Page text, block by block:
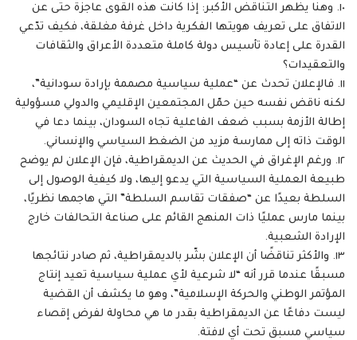
١٠. وهنا يظهر التناقض الأكبر: إذا كانت هذه القوى عاجزة حتى عن
الاتفاق على تعريف هويتها الفكرية داخل غرفة مغلقة، فكيف تدّعي
القدرة على إعادة تأسيس دولة كاملة متعددة الأعراق والثقافات
والتعقيدات؟
١١. فالإعلان تحدث عن “عملية سياسية مصممة بإرادة سودانية”،
لكنه ناقض نفسه حين حمّل المجتمعين الإقليمي والدولي مسؤولية
إطالة الأزمة بسبب ضعف الفاعلية تجاه السودان، بينما دعا في
الوقت ذاته إلى ممارسة مزيد من الضغط السياسي والإنساني.
١٢. ورغم الإغراق في الحديث عن الديمقراطية، فإن الإعلان لم يوضح
طبيعة العملية السياسية التي يدعو إليها، ولا كيفية الوصول إلى
السلطة بعيدًا عن “صفقات تقاسم السلطة” التي هاجمها نظريًا،
بينما مارس عمليًا ذات المنهج القائم على صناعة التحالفات خارج
الإرادة الشعبية.
١٣. والأكثر تناقضًا أن الإعلان بشّر بالديمقراطية، ثم صادر نتائجها
مسبقًا عندما قرر أنه “لا شرعية لأي عملية سياسية تعيد إنتاج
المؤتمر الوطني والحركة الإسلامية”، وهو ما يكشف أن القضية
ليست دفاعًا عن الديمقراطية بقدر ما هي محاولة لفرض إقصاء
سياسي مسبق تحت أي لافتة.